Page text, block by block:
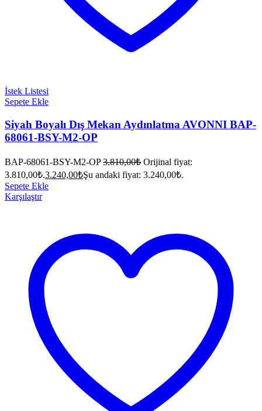
İstek Listesi
Sepete Ekle
Siyah Boyalı Dış Mekan Aydınlatma AVONNI BAP-
68061-BSY-M2-OP
BAP-68061-BSY-M2-OP 3.810,00₺ Orijinal fiyat:
3.810,00₺.3.240,00₺Şu andaki fiyat: 3.240,00₺.
Sepete Ekle
Karşılaştır